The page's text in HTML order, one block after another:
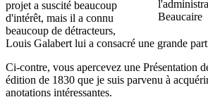
projet a suscité beaucoup
d'intérêt, mais il a connu
beaucoup de détracteurs,
Louis Galabert lui a consacré une grande
Ci-contre, vous apercevez une Présentation
édition de 1830 que je suis parvenu à
anotations intéressantes.